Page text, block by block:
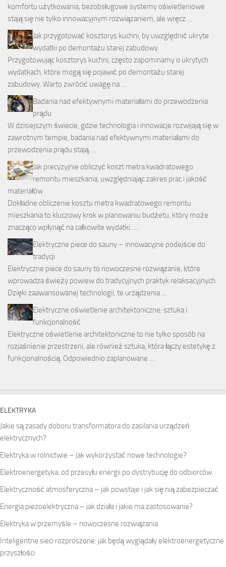
komfortu użytkowania, bezobsługowe systemy oświetleniowe
stają się nie tylko innowacyjnym rozwiązaniem, ale wręcz …
Jak przygotować kosztorys kuchni, by uwzględnić ukryte
wydatki po demontażu starej zabudowy
Przygotowując kosztorys kuchni, często zapominamy o ukrytych
wydatkach, które mogą się pojawić po demontażu starej
zabudowy. Warto zwrócić uwagę na …
Badania nad efektywnymi materiałami do przewodzenia
prądu
W dzisiejszym świecie, gdzie technologia i innowacje rozwijają się w
zawrotnym tempie, badania nad efektywnymi materiałami do
przewodzenia prądu stają …
Jak precyzyjnie obliczyć koszt metra kwadratowego
remontu mieszkania, uwzględniając zakres prac i jakość
materiałów
Dokładne obliczenie kosztu metra kwadratowego remontu
mieszkania to kluczowy krok w planowaniu budżetu, który może
znacząco wpłynąć na całkowite wydatki. …
Elektryczne piece do sauny – innowacyjne podejście do
tradycji
Elektryczne piece do sauny to nowoczesne rozwiązanie, które
wprowadza świeży powiew do tradycyjnych praktyk relaksacyjnych.
Dzięki zaawansowanej technologii, te urządzenia …
Elektryczne oświetlenie architektoniczne: sztuka i
funkcjonalność
Elektryczne oświetlenie architektoniczne to nie tylko sposób na
rozjaśnienie przestrzeni, ale również sztuka, która łączy estetykę z
funkcjonalnością. Odpowiednio zaplanowane …
ELEKTRYKA
Jakie są zasady doboru transformatora do zasilania urządzeń
elektrycznych?
Elektryka w rolnictwie – jak wykorzystać nowe technologie?
Elektroenergetyka: od przesyłu energii po dystrybucję do odbiorców
Elektryczność atmosferyczna – jak powstaje i jak się nią zabezpieczać
Energia piezoelektryczna – jak działa i jakie ma zastosowanie?
Elektryka w przemyśle – nowoczesne rozwiązania
Inteligentne sieci rozproszone: jak będą wyglądały elektroenergetyczne
przyszłości